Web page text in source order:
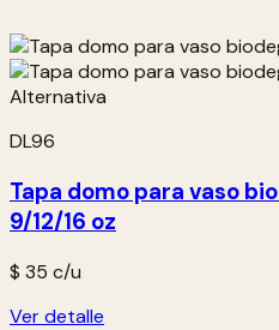
DL96
Tapa domo para vaso
9/12/16 oz
$ 35 c/u
Ver detalle